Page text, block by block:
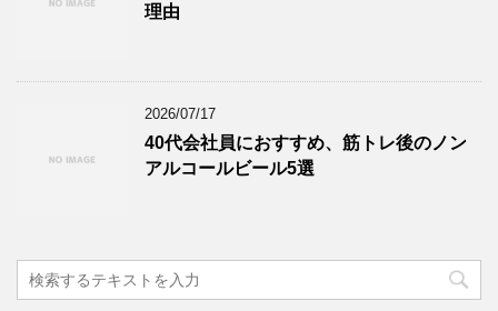
理由
2026/07/17
40代会社員におすすめ、筋トレ後のノン
アルコールビール5選